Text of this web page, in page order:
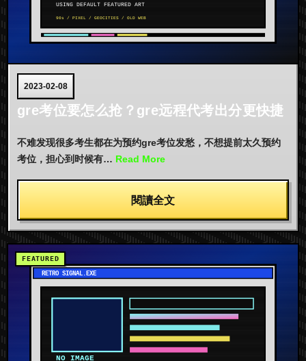
2023-02-08
gre考位要怎么抢？gre远程代考出分更快捷
不难发现很多考生都在为预约gre考位发愁，不想提前太久预约
考位，担心到时候有… Read More
閱讀全文